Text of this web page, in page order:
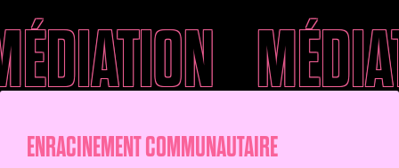
ENRACINEMENT COMMUNAUTAIRE